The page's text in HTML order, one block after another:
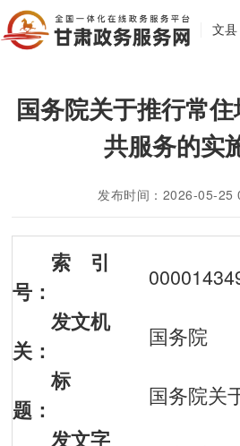
文县
国务院关于推行常
共服务的实
发布时间：2026-05-25
索 引
号：
发文机
关：
国务院
标
题：
国务院关
发文字